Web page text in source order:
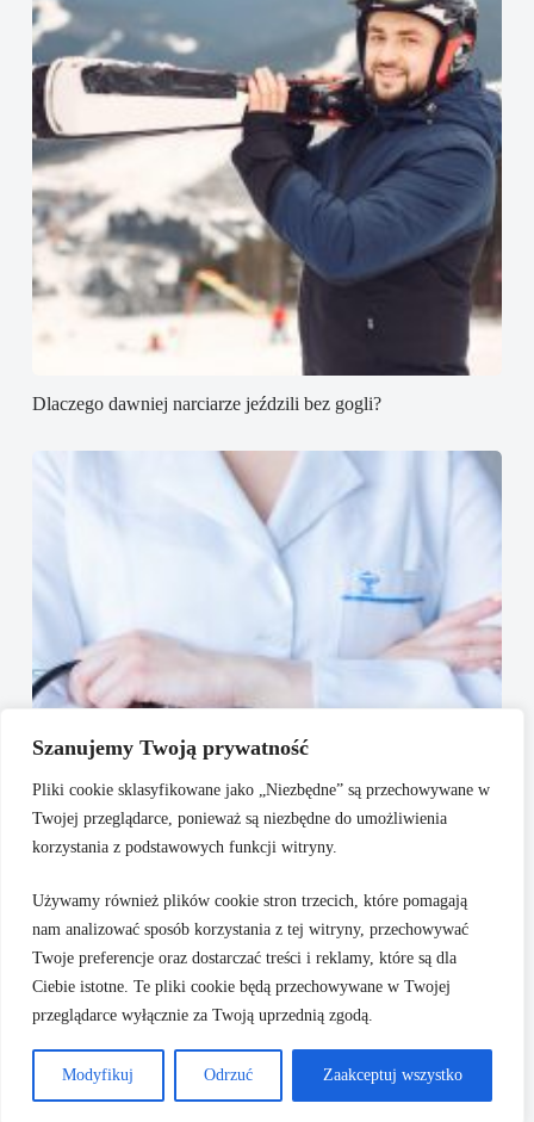
Szanujemy Twoją prywatność
Pliki cookie sklasyfikowane jako „Niezbędne” są przechowywane w
Twojej przeglądarce, ponieważ są niezbędne do umożliwienia
korzystania z podstawowych funkcji witryny.
Używamy również plików cookie stron trzecich, które pomagają
nam analizować sposób korzystania z tej witryny, przechowywać
Twoje preferencje oraz dostarczać treści i reklamy, które są dla
Ciebie istotne. Te pliki cookie będą przechowywane w Twojej
przeglądarce wyłącznie za Twoją uprzednią zgodą.
Modyfikuj Odrzuć Zaakceptuj wszystko
Dlaczego dawniej narciarze jeździli bez gogli?
Konsultacje specjalistyczne w jednej placówce – wygoda i
kompleksowa opieka
Polityka prywatności
Regulamin